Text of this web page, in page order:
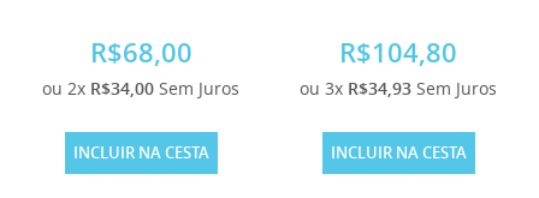
R$68,00
ou 2x R$34,00 Sem Juros
INCLUIR NA CESTA
R$104,80
ou 3x R$34,93 Sem Juros
INCLUIR NA CESTA